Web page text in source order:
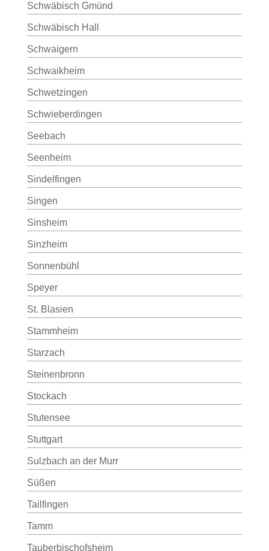
Schwäbisch Gmünd
Schwäbisch Hall
Schwaigern
Schwaikheim
Schwetzingen
Schwieberdingen
Seebach
Seenheim
Sindelfingen
Singen
Sinsheim
Sinzheim
Sonnenbühl
Speyer
St. Blasien
Stammheim
Starzach
Steinenbronn
Stockach
Stutensee
Stuttgart
Sulzbach an der Murr
Süßen
Tailfingen
Tamm
Tauberbischofsheim